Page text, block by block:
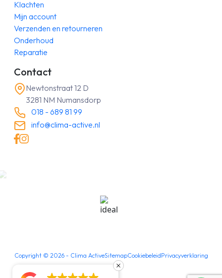
Klachten
Mijn account
Verzenden en retourneren
Onderhoud
Reparatie
Contact
Newtonstraat 12 D
3281 NM Numansdorp
018 - 689 81 99
info@clima-active.nl
Copyright © 2026- Clima ActiveSitemapCookiebeleidPrivacyverklaring